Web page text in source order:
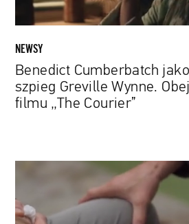
„The
Courier”
NEWSY
Benedict Cumberbatch
szpieg Greville Wynne.
filmu „The Courier”
wśród
żywych.